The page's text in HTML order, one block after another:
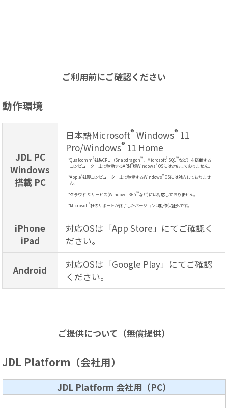
ご利用前にご確認ください
動作環境
JDL PC
Windows
搭載 PC
日本語Microsoft® Windows® 11
Pro/Windows® 11 Home
*Qualcomm®社製CPU（Snapdragon™、Microsoft® SQ1™など）を搭載する
コンピューター上で稼働するARM®版Windows® OSには対応しておりません。
*Apple®社製コンピューター上で稼働するWindows® OSには対応しておりませ
ん。
*クラウドPCサービス(Windows 365™など)には対応しておりません。
*Microsoft®社のサポートが終了したバージョンは動作保証外です。
iPhone
iPad
対応OSは「App Store」にてご確認く
ださい。
Android
対応OSは「Google Play」にてご確認
ください。
ご提供について（無償提供）
JDL Platform（会社用）
JDL Platform 会社用（PC）